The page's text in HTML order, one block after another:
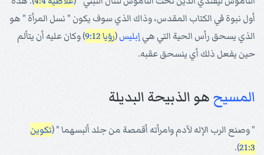
أول نبوة في الكتاب المقدس، وذاك الذي سوف يكون " نسل المرأة " هو
الذي يسحق رأس الحية التي هيإبليس(رؤيا 9:12
) وكان عليه أن يتألم
حين يفعل ذلك أي ينسحق عقبه.
المسيحهو الذبيحة البديلة
" وصنع الرب الإله لآدم وامرأته أقمصة من جلد ألبسهما " (تكوين
21:3
).